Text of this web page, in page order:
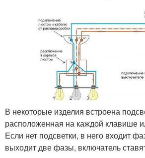
В некоторые изделия встроена
расположенная на каждой клавише
Если нет подсветки, в него входит
выходит две фазы, включатель